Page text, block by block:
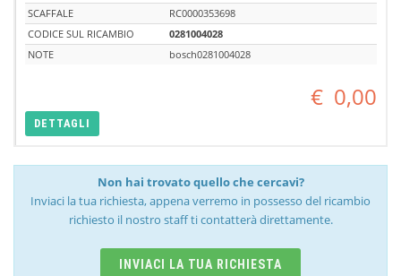
SCAFFALE
RC0000353698
CODICE SUL RICAMBIO
0281004028
NOTE
bosch0281004028
€ 0,00
DETTAGLI
Non hai trovato quello che cercavi?
Inviaci la tua richiesta, appena verremo in possesso del ricambio
richiesto il nostro staff ti contatterà direttamente.
INVIACI LA TUA RICHIESTA